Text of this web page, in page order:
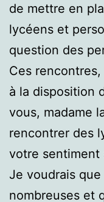
de mettre en
lycéens et
question des
Ces
à la disposition
vous, madame
rencontrer des
votre sentiment
Je voudrais
nombreuses et